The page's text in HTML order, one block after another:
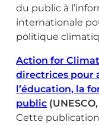
du public à
internationale
politique
Action for
directrices pour
l’éducation, la
public
Cette